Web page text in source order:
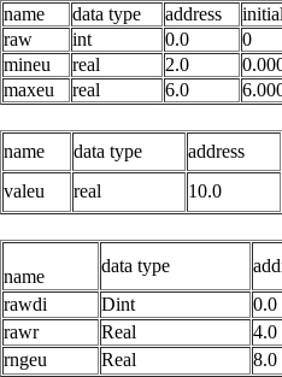
name
data type address initial
raw
int 0.0 0
mineu
real 2.0
maxeu
real 6.0
name
data type address
valeu
real 10.0
name
data type
rawdi
Dint 0.0
rawr
Real 4.0
rngeu
Real 8.0